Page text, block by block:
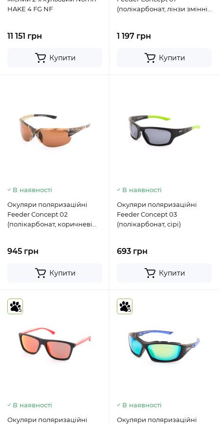
HAKE 4 FG NF
11 151 грн
Купити
(полікарбонат, лінзи змінні
1 197 грн
Купити
В наявності
Окуляри поляризаційні
Feeder Concept 02
(полікарбонат, коричневі
945 грн
Купити
В наявності
Окуляри поляризаційні
Feeder Concept 03
(полікарбонат, сірі)
693 грн
Купити
5
В наявності
Окуляри поляризаційні
5
В наявності
Окуляри поляризаційні